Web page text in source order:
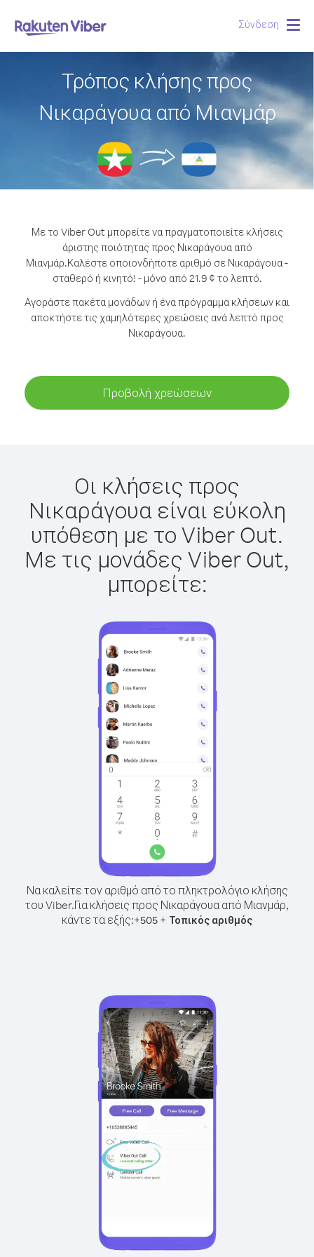
Σύνδεση
Τρόπος κλήσης προς
Νικαράγουα από Μιανμάρ
Με το Viber Out μπορείτε να πραγματοποιείτε κλήσεις
άριστης ποιότητας προς Νικαράγουα από
Μιανμάρ.Καλέστε οποιονδήποτε αριθμό σε Νικαράγουα -
σταθερό ή κινητό! - μόνο από 21.9 ¢ το λεπτό.
Αγοράστε πακέτα μονάδων ή ένα πρόγραμμα κλήσεων και
αποκτήστε τις χαμηλότερες χρεώσεις ανά λεπτό προς
Νικαράγουα.
Προβολή χρεώσεων
Οι κλήσεις προς
Νικαράγουα είναι εύκολη
υπόθεση με το Viber Out.
Με τις μονάδες Viber Out,
μπορείτε:
Να καλείτε τον αριθμό από το πληκτρολόγιο κλήσης
του Viber.Για κλήσεις προς Νικαράγουα από Μιανμάρ,
κάντε τα εξής:+505 + Τοπικός αριθμός